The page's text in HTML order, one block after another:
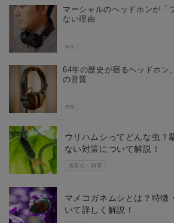
マーシャルのヘッドホンが「
ない理由
PR
64年の歴史が宿るヘッドホン
の音質
PR
病害虫・雑草
ウリハムシってどんな虫？
ない対策について解説！
マメコガネムシとは？特徴
いて詳しく解説！